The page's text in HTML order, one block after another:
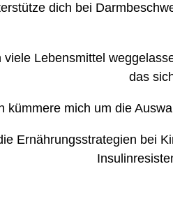
dich bei
viele Lebensmittel
das
kümmere mich um die
Ernährungsstrategien bei